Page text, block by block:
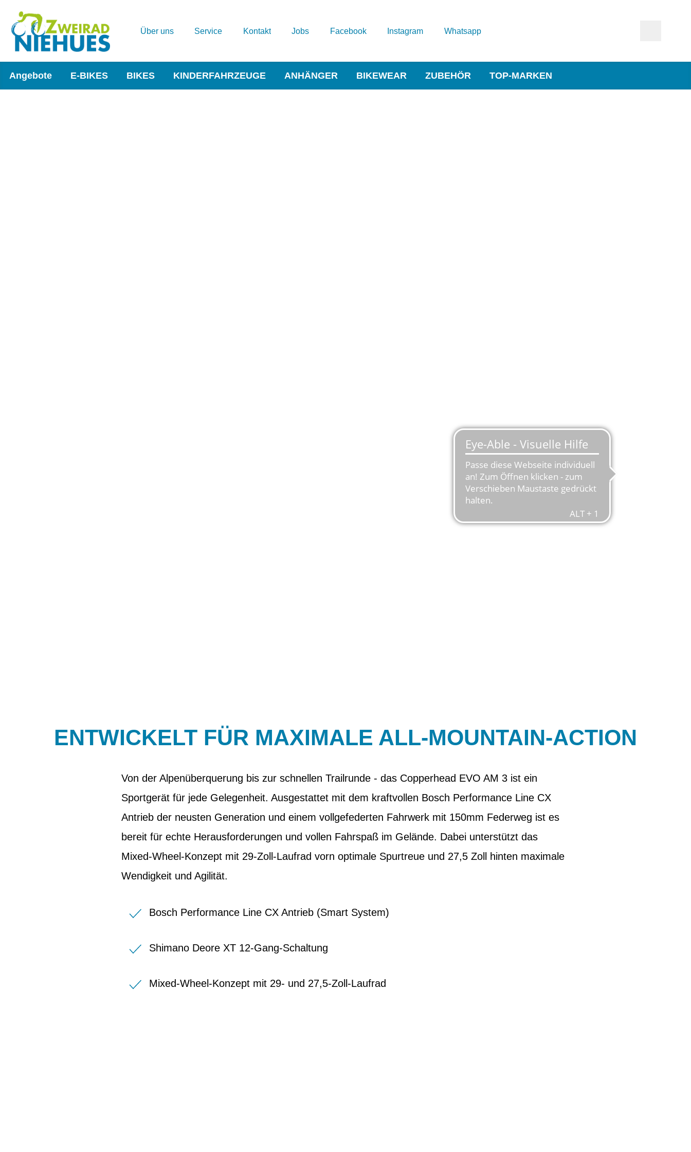
Über uns Service Kontakt Jobs Facebook Instagram Whatsapp
Angebote E-BIKES BIKES KINDERFAHRZEUGE ANHÄNGER BIKEWEAR ZUBEHÖR TOP-MARKEN
ENTWICKELT FÜR MAXIMALE ALL-MOUNTAIN-ACTION
Von der Alpenüberquerung bis zur schnellen Trailrunde - das Copperhead EVO AM 3 ist ein
Sportgerät für jede Gelegenheit. Ausgestattet mit dem kraftvollen Bosch Performance Line CX
Antrieb der neusten Generation und einem vollgefederten Fahrwerk mit 150mm Federweg ist es
bereit für echte Herausforderungen und vollen Fahrspaß im Gelände. Dabei unterstützt das
Mixed-Wheel-Konzept mit 29-Zoll-Laufrad vorn optimale Spurtreue und 27,5 Zoll hinten maximale
Wendigkeit und Agilität.
Bosch Performance Line CX Antrieb (Smart System)
Shimano Deore XT 12-Gang-Schaltung
Mixed-Wheel-Konzept mit 29- und 27,5-Zoll-Laufrad